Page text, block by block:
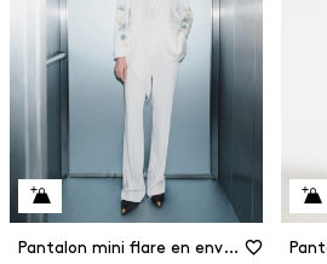
Pantalon mini flare en envers satin